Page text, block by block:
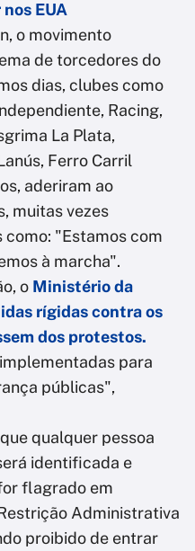
EUA
o movimento
de torcedores do
dias, clubes como
Racing,
La Plata,
Ferro Carril
aderiram ao
muitas vezes
como: "Estamos com
à marcha".
o Ministério da
rígidas contra os
dos protestos.
para
públicas",
qualquer pessoa
identificada e
flagrado em
Administrativa
proibido de entrar